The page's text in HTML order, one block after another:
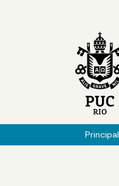
Principal